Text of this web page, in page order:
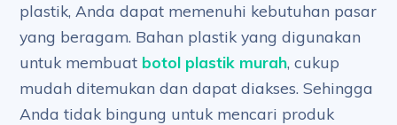
plastik, Anda dapat memenuhi kebutuhan pasar
yang beragam. Bahan plastik yang digunakan
untuk membuat botol plastik murah, cukup
mudah ditemukan dan dapat diakses. Sehingga
Anda tidak bingung untuk mencari produk